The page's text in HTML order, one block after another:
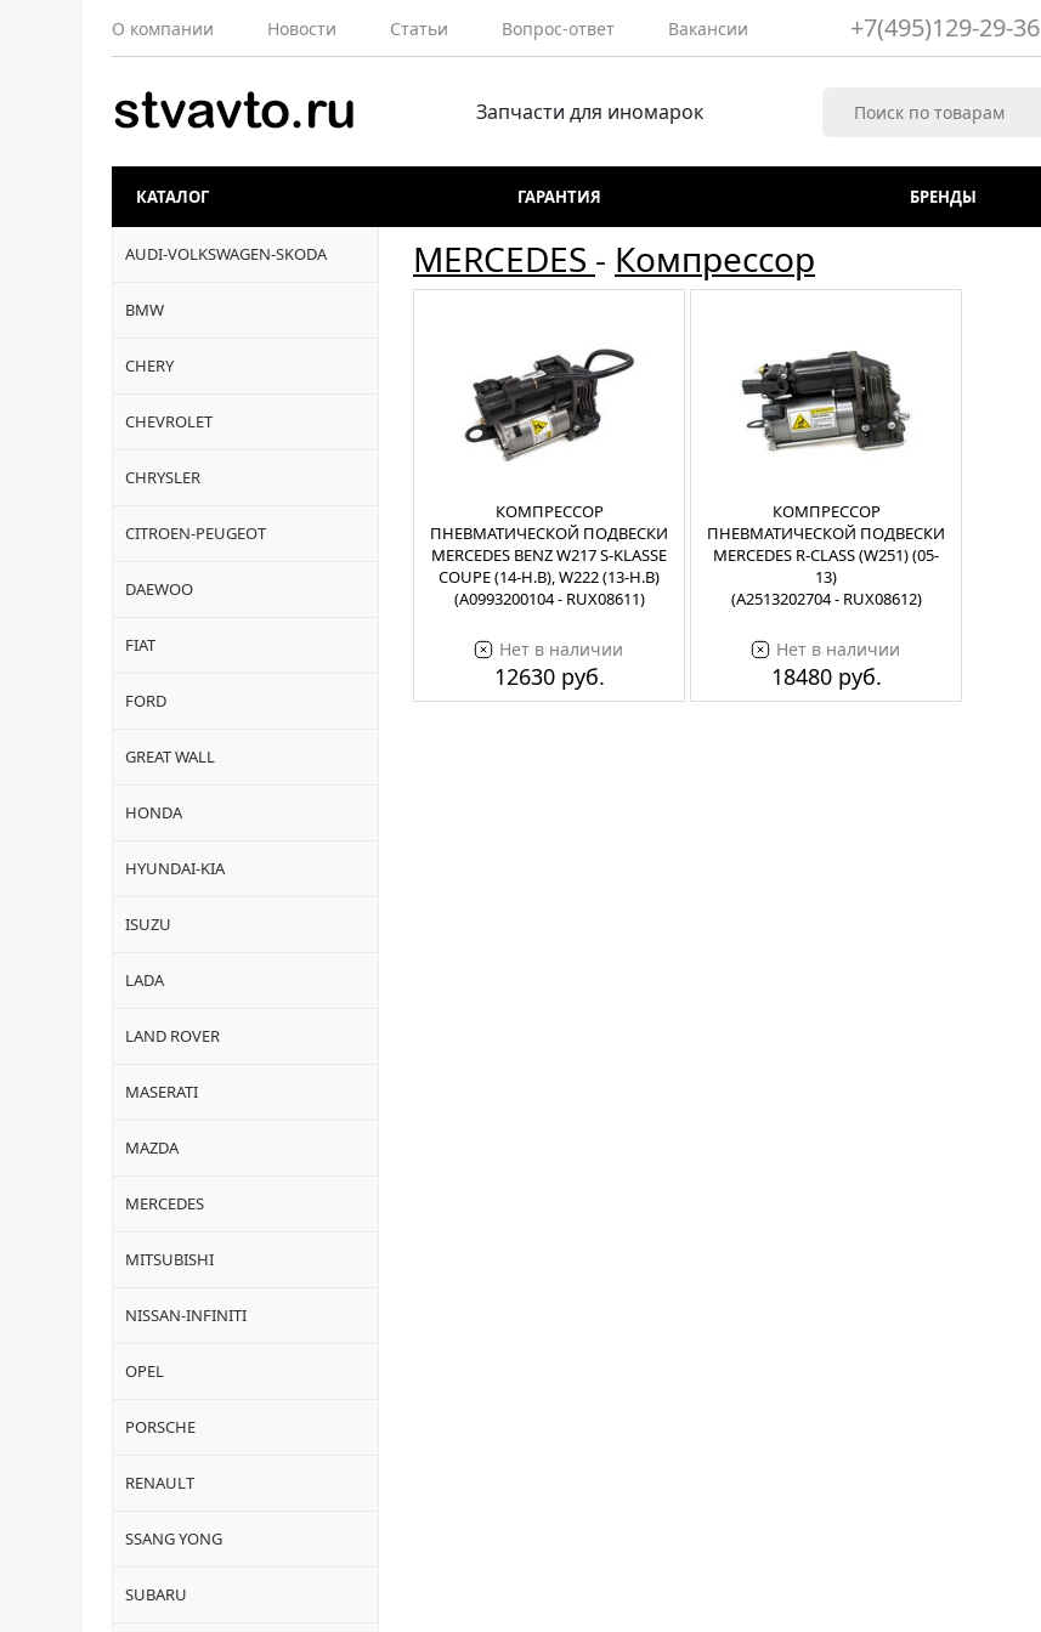
О компании Новости Статьи Вопрос-ответ Вакансии +7(495)129-29-36
Запчасти для иномарок
КАТАЛОГ ГАРАНТИЯ БРЕНДЫ
AUDI-VOLKSWAGEN-SKODA
BMW
CHERY
CHEVROLET
CHRYSLER
CITROEN-PEUGEOT
DAEWOO
FIAT
FORD
GREAT WALL
HONDA
HYUNDAI-KIA
ISUZU
LADA
LAND ROVER
MASERATI
MAZDA
MERCEDES
MITSUBISHI
NISSAN-INFINITI
OPEL
PORSCHE
RENAULT
SSANG YONG
SUBARU
MERCEDES - Компрессор
КОМПРЕССОР
ПНЕВМАТИЧЕСКОЙ ПОДВЕСКИ
MERCEDES BENZ W217 S-KLASSE
COUPE (14-Н.В), W222 (13-Н.В)
(A0993200104 - RUX08611)
Нет в наличии
12630 руб.
КОМПРЕССОР
ПНЕВМАТИЧЕСКОЙ ПОДВЕСКИ
MERCEDES R-СLASS (W251) (05-
13)
(A2513202704 - RUX08612)
Нет в наличии
18480 руб.